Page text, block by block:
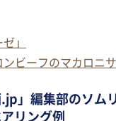
」
ンビーフのマカロニサ
.jp」編集部のソム
リング例